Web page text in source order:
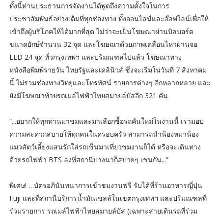
ทั้งนี้ท่านประธานการจัดงานได้พูดถึงความตั้งใจในการ
ประชาสัมพันธ์อย่างเต็มที่ทุกช่องทาง ทั้งออนไลน์และอ๊อฟไลน์เพื่อให้
เข้าถึงผู้บริโภคให้ได้มากที่สุด ไม่ว่าจะเป็นโฆษณาผ่านบิลบอร์ด
ขนาดยักษ์จำนวน 32 จุด และโฆษณาด้วยภาพเคลื่อนไหวผ่านจอ
LED 24 จุด ทั่วกรุงเทพฯ และปริมณฑลไปแล้ว โฆษณาทาง
หนังสือพิมพ์รายวัน ไทยรัฐและเดลินิวส์ ซึ่งจะเริ่มในวันที่ 7 สิงหาคม
นี้ ไม่รวมช่องทางวิทยุและโทรทัศน์ รายการต่างๆ อีกหลากหลาย และ
ยังมีโฆษณาท้ายรถเมล์ไฟฟ้าไทยสมายล์บัสอีก 321 คัน
“...อยากให้ทุกท่านมาชมและมาเลือกซื้อรถคันใหม่ในงานนี้ เรามอบ
ความสะดวกสบายให้ทุกคนในครอบครัว สามารถนำน้องหมาน้อง
แมวสัตว์เลี้ยงแสนรักใส่รถเข็นมาเที่ยวชมงานก็ได้ หรือจะเดินทาง
ด้วยรถไฟฟ้า BTS ลงที่สถานีบางนาก็สบายๆ เช่นกัน...”
พิเศษ! …บัตรอภินันทนาการเข้าชมงานฟรี รับได้ที่ร้านอาหารญี่ปุ่น
Fuji และที่สถานีบริการน้ำมันเชลล์ในเขตกรุงเทพฯ และปริมณฑลที่
ร่วมรายการ รถเมล์ไฟฟ้าไทยสมายล์บัส (เฉพาะสายเดินรถที่ร่วม